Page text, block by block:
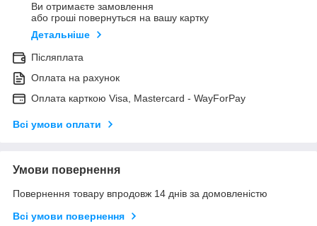
Ви отримаєте замовлення
або гроші повернуться на вашу картку
Детальніше
Післяплата
Оплата на рахунок
Оплата карткою Visa, Mastercard - WayForPay
Всі умови оплати
Умови повернення
Повернення товару впродовж 14 днів за домовленістю
Всі умови повернення